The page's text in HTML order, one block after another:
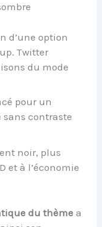
d’une option
Twitter
du mode
pour un
contraste
noir, plus
et à l’économie
du thèmea